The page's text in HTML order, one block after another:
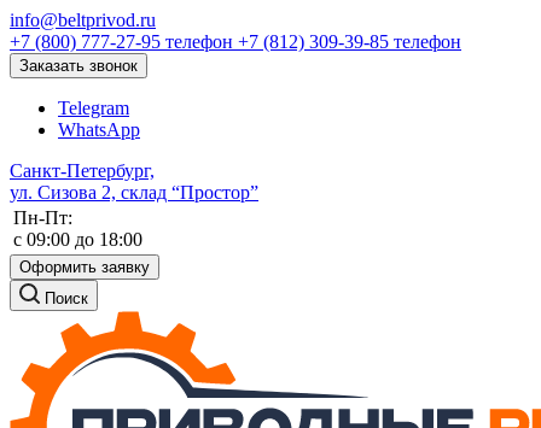
info@beltprivod.ru
+7 (800) 777-27-95 телефон +7 (812) 309-39-85 телефон
Заказать звонок
Telegram
WhatsApp
Санкт-Петербург,
ул. Сизова 2, склад “Простор”
Пн-Пт:
c 09:00 до 18:00
Оформить заявку
Поиск